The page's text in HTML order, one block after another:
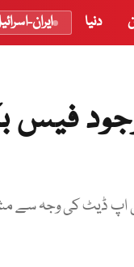
دنیا ایران-
اپ ڈیٹ کی وجہ سے